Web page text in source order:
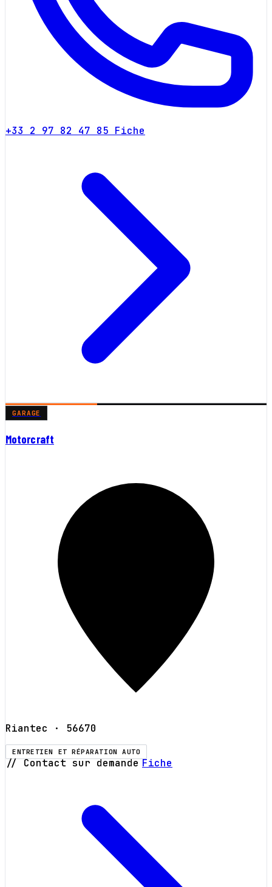
+33 2 97 82 47 85 Fiche
GARAGE
Motorcraft
Riantec · 56670
ENTRETIEN ET RÉPARATION AUTO
// Contact sur demande Fiche